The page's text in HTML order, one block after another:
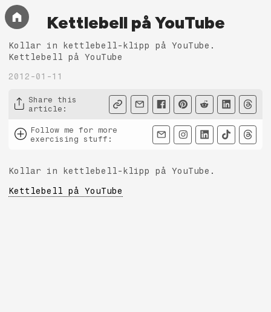
Kettlebell på YouTube
Kollar in kettlebell-klipp på YouTube.
Kettlebell på YouTube
2012-01-11
Share this
article :
Follow me for more
exercising stuff :
Kollar in kettlebell-klipp på YouTube.
Kettlebell på YouTube